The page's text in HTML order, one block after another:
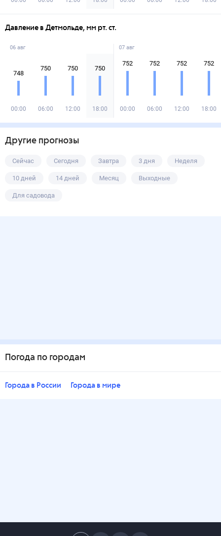
Давление в Детмольде, мм рт. ст.
06 авг
748
00:00
750
06:00
750
12:00
750
18:00
07 авг
752
00:00
752
06:00
752
12:00
752
18:00
Другие прогнозы
Сейчас Сегодня Завтра 3 дня Неделя
10 дней 14 дней Месяц Выходные
Для садовода
Погода по городам
Города в России Города в мире